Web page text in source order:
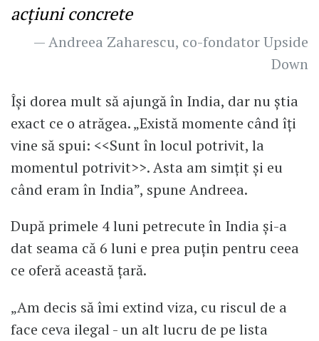
acțiuni concrete
— Andreea Zaharescu, co-fondator Upside
Down
Își dorea mult să ajungă în India, dar nu știa
exact ce o atrăgea. „Există momente când îți
vine să spui: <<Sunt în locul potrivit, la
momentul potrivit>>. Asta am simțit și eu
când eram în India”, spune Andreea.
După primele 4 luni petrecute în India și-a
dat seama că 6 luni e prea puțin pentru ceea
ce oferă această țară.
„Am decis să îmi extind viza, cu riscul de a
face ceva ilegal - un alt lucru de pe lista